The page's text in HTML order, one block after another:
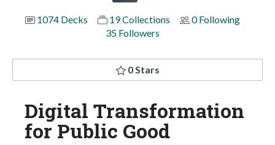
1074 Decks 19 Collections
0 Following
35 Followers
0 Stars
Digital Transformation
for Public Good